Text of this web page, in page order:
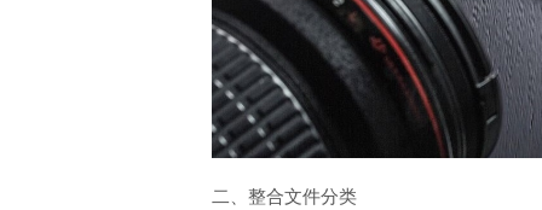
二、整合文件分类